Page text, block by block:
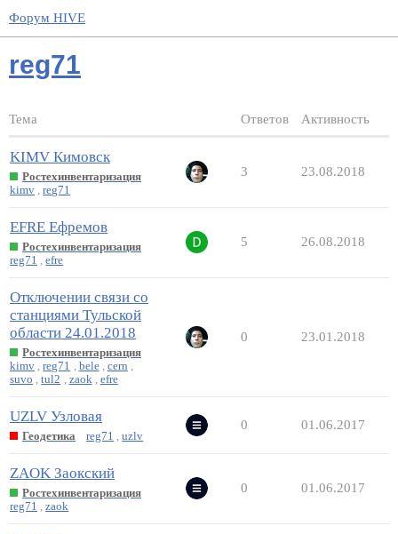
Форум HIVE
reg71
Тема Ответов Активность
KIMV Кимовск
Ростехинвентаризация
kimv ,reg71
3 23.08.2018
EFRE Ефремов
Ростехинвентаризация
reg71
,efre
5 26.08.2018
Отключении связи со
станциями Тульской
области 24.01.2018
Ростехинвентаризация
kimv ,reg71 bele cern
suvo
,tul2 zaok efre
0 23.01.2018
UZLV Узловая
Геодетика reg71 ,uzlv
0 01.06.2017
ZAOK Заокский
Ростехинвентаризация
reg71
,zaok
0 01.06.2017